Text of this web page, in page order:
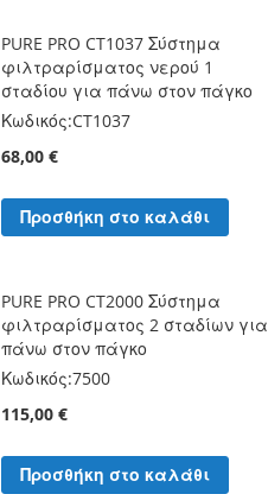
PURE PRO CT1037 Σύστημα
φιλτραρίσματος νερού 1
σταδίου για πάνω στον πάγκο
Κωδικός:CT1037
68,00 €
Προσθήκη στο καλάθι
PURE PRO CT2000 Σύστημα
φιλτραρίσματος 2 σταδίων για
πάνω στον πάγκο
Κωδικός:7500
115,00 €
Προσθήκη στο καλάθι